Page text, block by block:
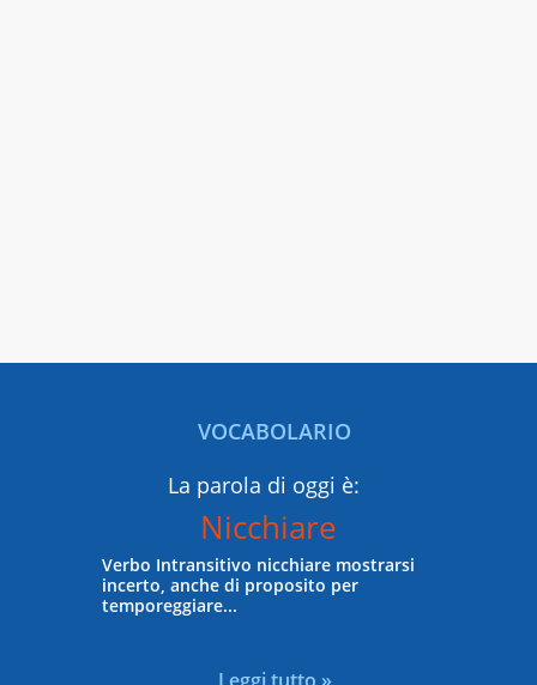
VOCABOLARIO
La parola di oggi è:
Nicchiare
Verbo Intransitivo nicchiare mostrarsi
incerto, anche di proposito per
temporeggiare...